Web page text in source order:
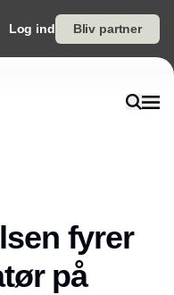
Log ind Bliv partner
fyrer
på